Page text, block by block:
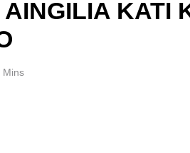
AINGILIA KATI
Mins